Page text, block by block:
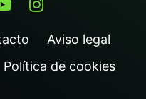
Aviso legal
Política de cookies